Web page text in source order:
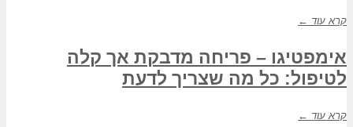
קרא עוד ←
אימפטיגו – פריחה מדבקת אך קלה
לטיפול: כל מה שצריך לדעת
קרא עוד ←